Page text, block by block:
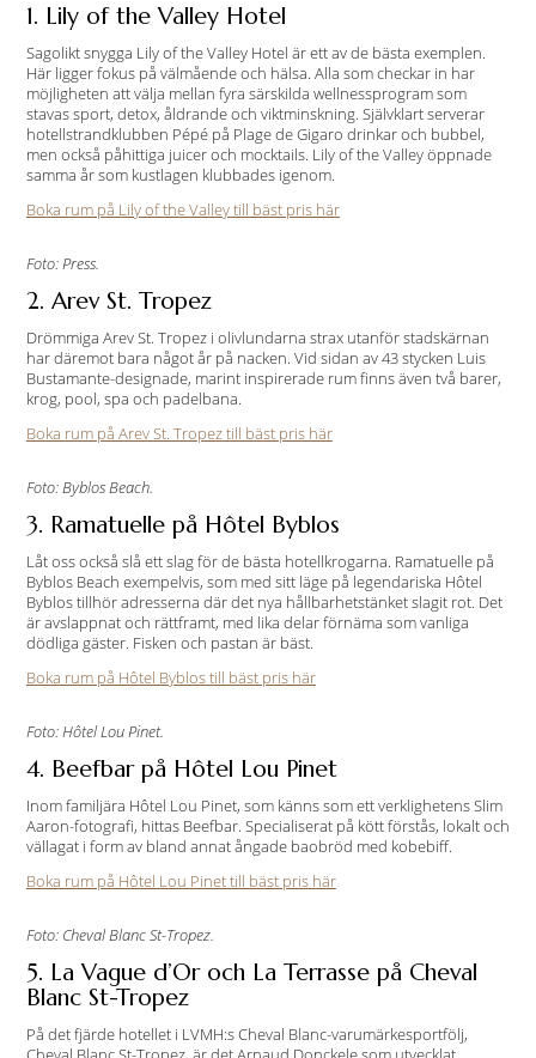
1. Lily of the Valley Hotel
Sagolikt snygga Lily of the Valley Hotel är ett av de bästa exemplen.
Här ligger fokus på välmående och hälsa. Alla som checkar in har
möjligheten att välja mellan fyra särskilda wellnessprogram som
stavas sport, detox, åldrande och viktminskning. Självklart serverar
hotellstrandklubben Pépé på Plage de Gigaro drinkar och bubbel,
men också påhittiga juicer och mocktails. Lily of the Valley öppnade
samma år som kustlagen klubbades igenom.
Boka rum på Lily of the Valley till bäst pris här
Foto: Press.
2. Arev St. Tropez
Drömmiga Arev St. Tropez i olivlundarna strax utanför stadskärnan
har däremot bara något år på nacken. Vid sidan av 43 stycken Luis
Bustamante-designade, marint inspirerade rum finns även två barer,
krog, pool, spa och padelbana.
Boka rum på Arev St. Tropez till bäst pris här
Foto: Byblos Beach.
3. Ramatuelle på Hôtel Byblos
Låt oss också slå ett slag för de bästa hotellkrogarna. Ramatuelle på
Byblos Beach exempelvis, som med sitt läge på legendariska Hôtel
Byblos tillhör adresserna där det nya hållbarhetstänket slagit rot. Det
är avslappnat och rättframt, med lika delar förnäma som vanliga
dödliga gäster. Fisken och pastan är bäst.
Boka rum på Hôtel Byblos till bäst pris här
Foto: Hôtel Lou Pinet.
4. Beefbar på Hôtel Lou Pinet
Inom familjära Hôtel Lou Pinet, som känns som ett verklighetens Slim
Aaron-fotografi, hittas Beefbar. Specialiserat på kött förstås, lokalt och
vällagat i form av bland annat ångade baobröd med kobebiff.
Boka rum på Hôtel Lou Pinet till bäst pris här
Foto: Cheval Blanc St-Tropez.
5. La Vague d’Or och La Terrasse på Cheval
Blanc St-Tropez
På det fjärde hotellet i LVMH:s Cheval Blanc-varumärkesportfölj,